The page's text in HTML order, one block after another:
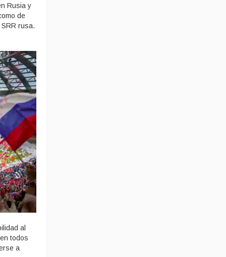
Rusia y
de
rusa.
al
todos
a